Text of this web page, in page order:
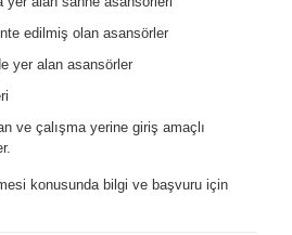
edilmiş olan asansörler
yer alan asansörler
ve çalışma yerine giriş amaçlı
konusunda bilgi ve başvuru için